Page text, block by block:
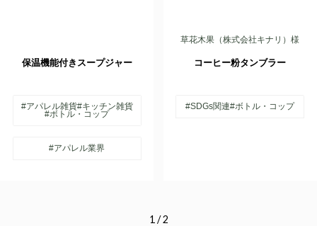
保温機能付きスープジャー
#アパレル雑貨#キッチン雑貨
#ボトル・コップ
#アパレル業界
草花木果（株式会社キナリ）様
コーヒー粉タンブラー
#SDGs関連#ボトル・コップ
1 / 2